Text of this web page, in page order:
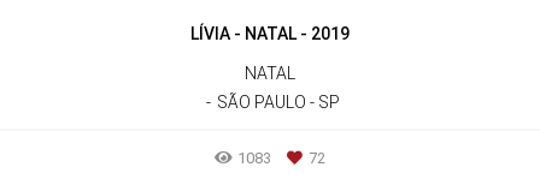
LÍVIA - NATAL - 2019
NATAL
SÃO PAULO - SP
1083 72